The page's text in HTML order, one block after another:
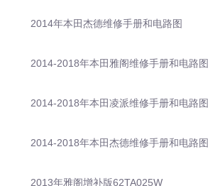
2014年本田杰德维修手册和电路图
2014-2018年本田雅阁维修手册和电路图
2014-2018年本田凌派维修手册和电路图
2014-2018年本田杰德维修手册和电路图
2013年雅阁增补版62TA025W